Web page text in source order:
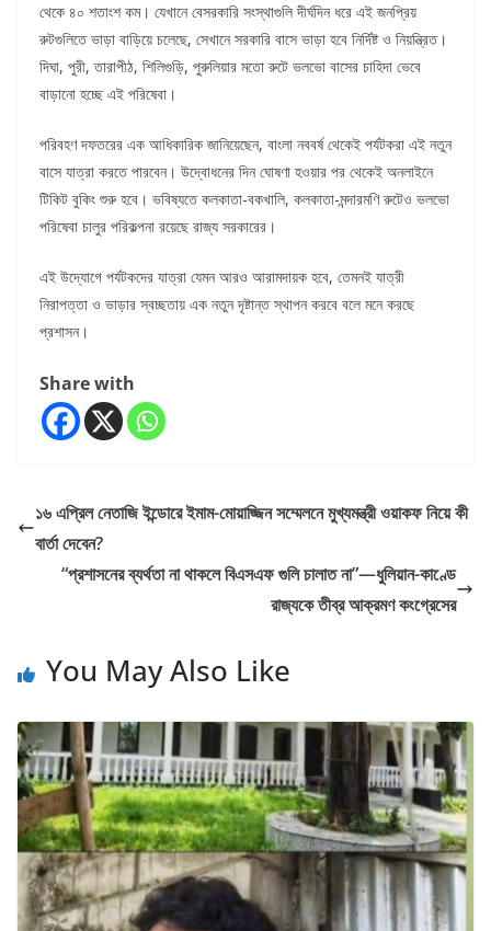
থেকে ৪০ শতাংশ কম। যেখানে বেসরকারি সংস্থাগুলি দীর্ঘদিন ধরে এই জনপ্রিয়
রুটগুলিতে ভাড়া বাড়িয়ে চলেছে, সেখানে সরকারি বাসে ভাড়া হবে নির্দিষ্ট ও নিয়ন্ত্রিত।
দিঘা, পুরী, তারাপীঠ, শিলিগুড়ি, পুরুলিয়ার মতো রুটে ভলভো বাসের চাহিদা ভেবে
বাড়ানো হচ্ছে এই পরিষেবা।
পরিবহণ দফতরের এক আধিকারিক জানিয়েছেন, বাংলা নববর্ষ থেকেই পর্যটকরা এই নতুন
বাসে যাত্রা করতে পারবেন। উদ্বোধনের দিন ঘোষণা হওয়ার পর থেকেই অনলাইনে
টিকিট বুকিং শুরু হবে। ভবিষ্যতে কলকাতা-বকখালি, কলকাতা-মন্দারমণি রুটেও ভলভো
পরিষেবা চালুর পরিকল্পনা রয়েছে রাজ্য সরকারের।
এই উদ্যোগে পর্যটকদের যাত্রা যেমন আরও আরামদায়ক হবে, তেমনই যাত্রী
নিরাপত্তা ও ভাড়ার স্বচ্ছতায় এক নতুন দৃষ্টান্ত স্থাপন করবে বলে মনে করছে
প্রশাসন।
Share with
১৬ এপ্রিল নেতাজি ইন্ডোরে ইমাম-মোয়াজ্জিন সম্মেলনে মুখ্যমন্ত্রী ওয়াকফ নিয়ে কী
বার্তা দেবেন?
“প্রশাসনের ব্যর্থতা না থাকলে বিএসএফ গুলি চালাত না”—ধুলিয়ান-কাণ্ডে
রাজ্যকে তীব্র আক্রমণ কংগ্রেসের
You May Also Like